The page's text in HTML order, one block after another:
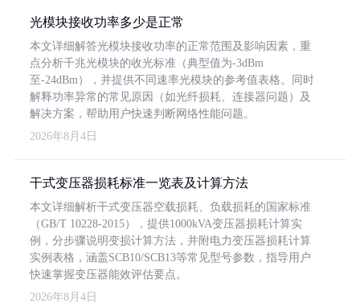
光模块接收功率多少是正常
本文详细解答光模块接收功率的正常范围及影响因素，重
点分析千兆光模块的收光标准（典型值为-3dBm
至-24dBm），并提供不同速率光模块的参考值表格。同时
解释功率异常的常见原因（如光纤损耗、连接器问题）及
解决方案，帮助用户快速判断网络性能问题。
2026年8月4日
干式变压器损耗标准一览表及计算方法
本文详细解析干式变压器空载损耗、负载损耗的国家标准
（GB/T 10228-2015），提供1000kVA变压器损耗计算实
例，分步骤说明变损计算方法，并附电力变压器损耗计算
实例表格，涵盖SCB10/SCB13等常见型号参数，指导用户
快速掌握变压器能效评估要点。
2026年8月4日